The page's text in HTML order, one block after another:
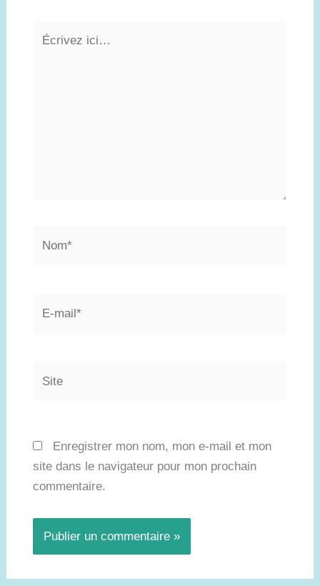
Enregistrer mon nom, mon e-mail et mon
site dans le navigateur pour mon prochain
commentaire.